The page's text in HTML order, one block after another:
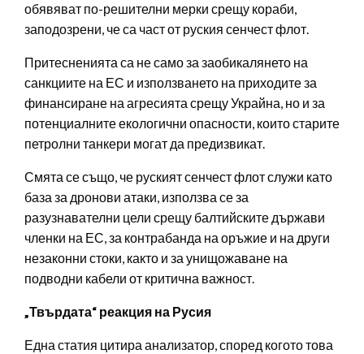
обявяват по-решителни мерки срещу кораби,
заподозрени, че са част от руския сенчест флот.
Притесненията са не само за заобикалянето на
санкциите на ЕС и използването на приходите за
финансиране на агресията срещу Украйна, но и за
потенциалните екологични опасности, които старите
петролни танкери могат да предизвикат.
Смята се също, че руският сенчест флот служи като
база за дронови атаки, използва се за
разузнавателни цели срещу балтийските държави
членки на ЕС, за контрабанда на оръжие и на други
незаконни стоки, както и за унищожаване на
подводни кабели от критична важност.
„Твърдата“ реакция на Русия
Една статия цитира анализатор, според когото това